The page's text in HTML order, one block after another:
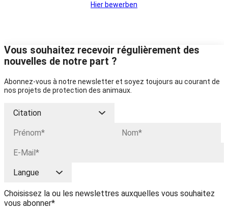
Hier bewerben
Vous souhaitez recevoir régulièrement des
nouvelles de notre part ?
Abonnez-vous à notre newsletter et soyez toujours au courant de
nos projets de protection des animaux.
Choisissez la ou les newslettres auxquelles vous souhaitez
vous abonner*